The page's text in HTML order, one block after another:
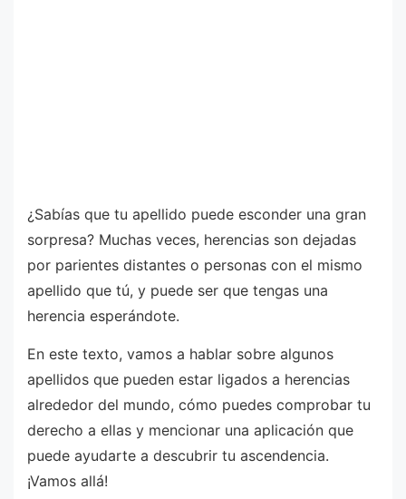
¿Sabías que tu apellido puede esconder una gran
sorpresa? Muchas veces, herencias son dejadas
por parientes distantes o personas con el mismo
apellido que tú, y puede ser que tengas una
herencia esperándote.
En este texto, vamos a hablar sobre algunos
apellidos que pueden estar ligados a herencias
alrededor del mundo, cómo puedes comprobar tu
derecho a ellas y mencionar una aplicación que
puede ayudarte a descubrir tu ascendencia.
¡Vamos allá!